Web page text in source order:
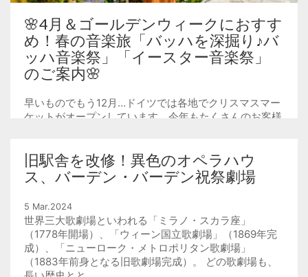
🌸4月＆ゴールデンウィークにおすす
め！春の音楽旅「バッハを深掘り♪バ
ッハ音楽祭」「イースター音楽祭」
のご案内🌸
早いものでもう12月…ドイツでは各地でクリスマスマー
ケットがオープンしています。今年もたくさんのお客様
旧駅舎を改修！異色のオペラハウ
ス、バーデン・バーデン祝祭劇場
5 Mar.2024
世界三大歌劇場といわれる「ミラノ・スカラ座」
（1778年開場）、「ウィーン国立歌劇場」（1869年完
成）、「ニューローク・メトロポリタン歌劇場」
（1883年前身となる旧歌劇場完成）。 どの歌劇場も、